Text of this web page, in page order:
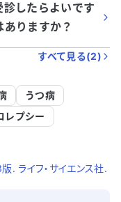
したらよいです
りますか？
すべて見る(2)
うつ病
レプシー
ライフ・サイエンス社.